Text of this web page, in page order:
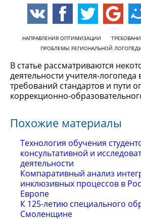
НАПРАВЛЕНИЯ ОПТИМИЗАЦИИ
ПРОБЛЕМЫ РЕГИОНАЛЬНОЙ
В статье рассматриваются
деятельности учителя-логопеда
требований стандартов и пути
коррекционно-
Похожие материалы
Технология обучения
консультативной и
деятельности
Компаративный анализ
инклюзивных процессов в
Европе
К 125-летию специального
Смоленщине